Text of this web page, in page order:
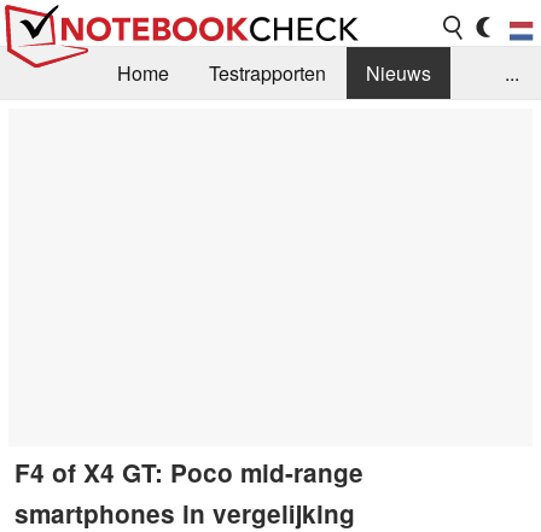
Home Testrapporten
Nieuws
...
F4 of X4 GT: Poco mid-range
smartphones in vergelijking